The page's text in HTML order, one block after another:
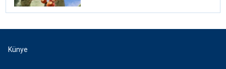
Künye